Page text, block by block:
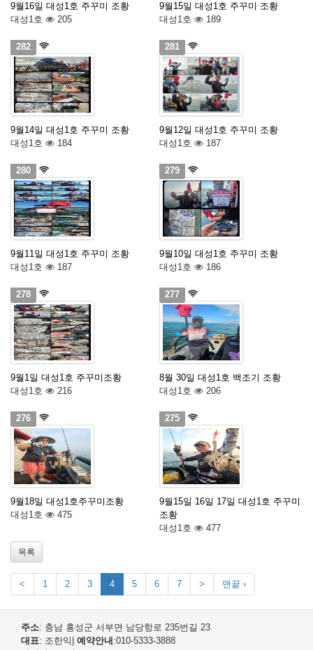
9월16일 대성1호 주꾸미 조황
대성1호
205
9월15일 대성1호 주꾸미 조황
대성1호
189
282
9월14일 대성1호 주꾸미 조황
대성1호
184
281
9월12일 대성1호 주꾸미 조황
대성1호
187
280
9월11일 대성1호 주꾸미 조황
대성1호
187
279
9월10일 대성1호 주꾸미 조황
대성1호
186
278
9월1일 대성1호 주꾸미조황
대성1호
216
277
8월 30일 대성1호 백조기 조황
대성1호
206
276
9월18일 대성1호주꾸미조황
대성1호
475
275
9월15일 16일 17일 대성1호 주꾸미
조황
대성1호
477
목록
< 1 2 3 4 5 6 7 > 맨끝 ›
주소: 충남 홍성군 서부면 남당항로 235번길 23
대표: 조한익 예약안내 :010-5333-3888